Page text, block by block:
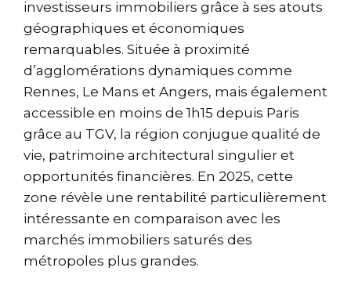
investisseurs immobiliers grâce à ses atouts
géographiques et économiques
remarquables. Située à proximité
d’agglomérations dynamiques comme
Rennes, Le Mans et Angers, mais également
accessible en moins de 1h15 depuis Paris
grâce au TGV, la région conjugue qualité de
vie, patrimoine architectural singulier et
opportunités financières. En 2025, cette
zone révèle une rentabilité particulièrement
intéressante en comparaison avec les
marchés immobiliers saturés des
métropoles plus grandes.